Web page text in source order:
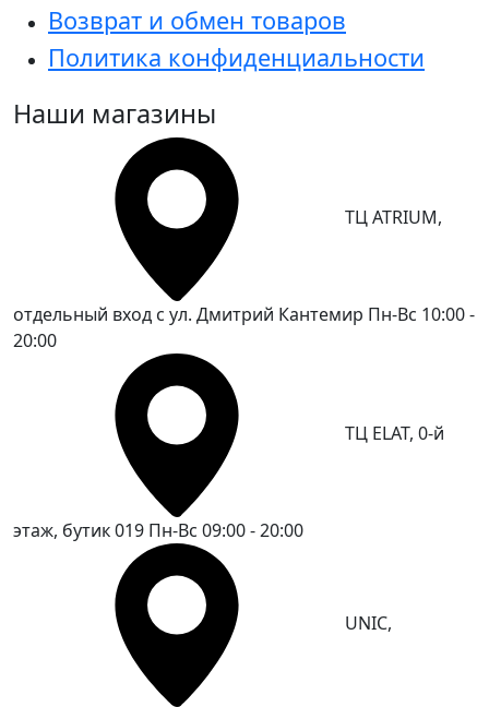
Возврат и обмен товаров
Политика конфиденциальности
Наши магазины
ТЦ ATRIUM,
отдельный вход с ул. Дмитрий Кантемир Пн-Вс 10:00 -
20:00
ТЦ ELAT, 0-й
этаж, бутик 019 Пн-Вс 09:00 - 20:00
UNIC,